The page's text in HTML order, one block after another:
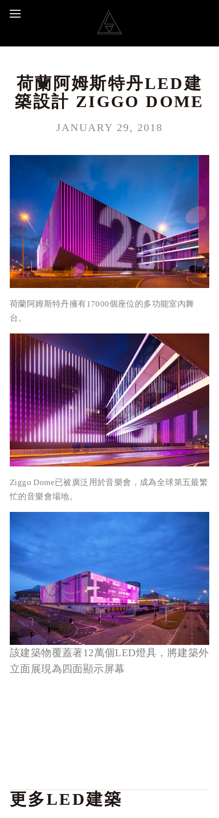
荷蘭阿姆斯特丹LED建
築設計 ZIGGO DOME
JANUARY 29, 2018
荷蘭阿姆斯特丹擁有17000個座位的多功能室內舞
台。
Ziggo Dome已被廣泛用於音樂會，成為全球第五最繁
忙的音樂會場地。
該建築物覆蓋著12萬個LED燈具，將建築外
立面展現為四面顯示屏幕
更多LED建築